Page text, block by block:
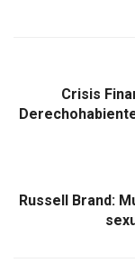
Crisis
Russell Brand: